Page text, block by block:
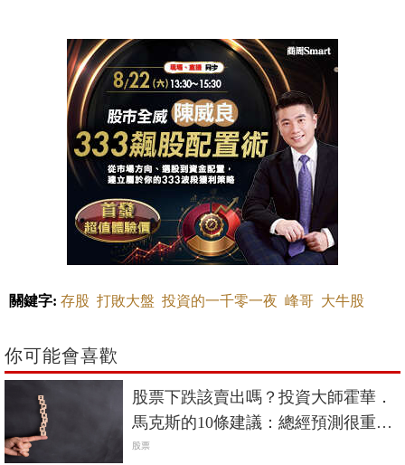
關鍵字: 存股 打敗大盤 投資的一千零一夜 峰哥 大牛股
你可能會喜歡
股票下跌該賣出嗎？投資大師霍華．
馬克斯的10條建議：總經預測很重
要，但正確的不多
股票